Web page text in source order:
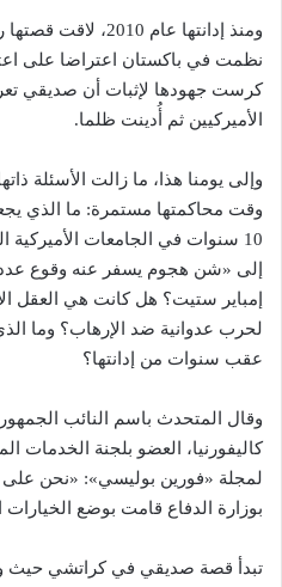
ومنذ إدانتها عام
نظمت في باكستان اعتراضا على
كرست جهودها لإثبات أن صديقي
الأميركيين ثم أُدينت ظلما.
وإلى يومنا هذا، ما زالت الأسئلة
وقت محاكمتها مستمرة: ما الذي
10 سنوات في الجامعات
إلى «شن هجوم يسفر عنه وقوع
إمباير ستيت؟ هل كانت هي العقل
لحرب عدوانية ضد الإرهاب؟ وما
عقب سنوات من إدانتها؟
وقال المتحدث باسم النائب
كاليفورنيا، العضو بلجنة
لمجلة «فورين بوليسي»: «نحن على
بوزارة الدفاع قامت بوضع